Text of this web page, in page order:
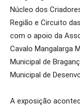
Núcleo dos
Região e Circuito
com o apoio da
Cavalo Mangalarga
Municipal de
Municipal de
A exposição